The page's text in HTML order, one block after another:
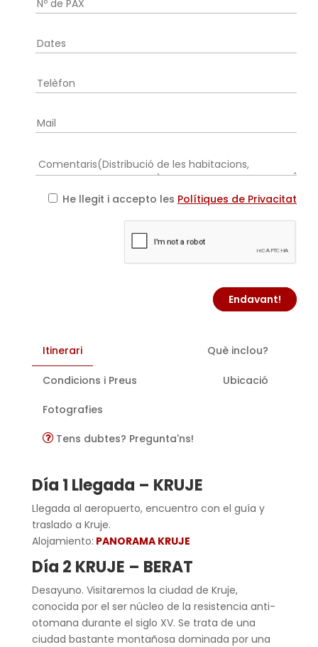
He llegit i accepto les Polítiques de Privacitat
Endavant!
Itinerari Què inclou?
Condicions i Preus Ubicació
Fotografies
Tens dubtes? Pregunta'ns!
Día 1 Llegada – KRUJE
Llegada al aeropuerto, encuentro con el guía y
traslado a Kruje.
Alojamiento: PANORAMA KRUJE
Día 2 KRUJE – BERAT
Desayuno. Visitaremos la ciudad de Kruje,
conocida por el ser núcleo de la resistencia anti-
otomana durante el siglo XV. Se trata de una
ciudad bastante montañosa dominada por una